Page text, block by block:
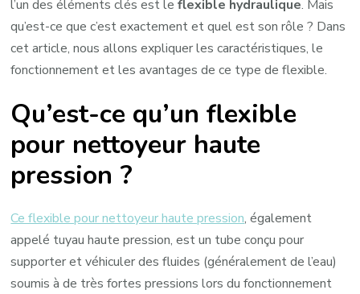
l’un des éléments clés est leflexible hydraulique. Mais
qu’est-ce que c’est exactement et quel est son rôle ? Dans
cet article, nous allons expliquer les caractéristiques, le
fonctionnement et les avantages de ce type de flexible.
Qu’est-ce qu’un flexible
pour nettoyeur haute
pression ?
Ce flexible pour nettoyeur haute pression, également
appelé tuyau haute pression, est un tube conçu pour
supporter et véhiculer des fluides (généralement de l’eau)
soumis à de très fortes pressions lors du fonctionnement